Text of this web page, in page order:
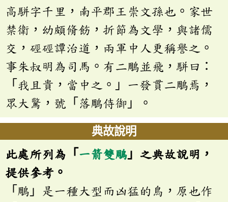
高駢字千里，南平郡王崇文孫也。家世
禁衛，幼頗脩飭，折節為文學，與諸儒
交，硜硜譚治道，兩軍中人更稱譽之。
事朱叔明為司馬。有二鵰並飛，駢曰：
「我且貴，當中之。」一發貫二鵰焉，
眾大驚，號「落鵰侍御」。
典故說明
此處所列為「 一箭雙鵰 」之典故說明，
提供參考。
「鵰」是一種大型而凶猛的鳥，原也作